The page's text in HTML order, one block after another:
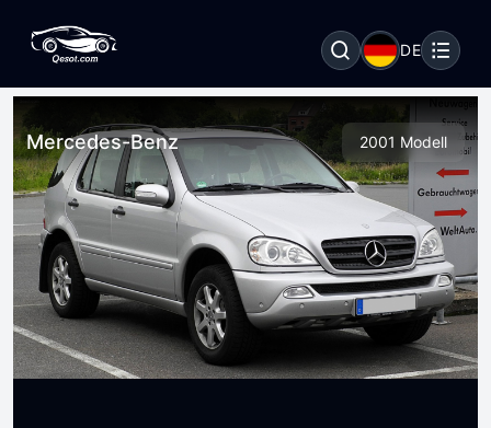
DE
Mercedes-Benz 2001 Modell